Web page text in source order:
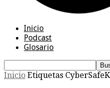
Inicio
Podcast
Glosario
Inicio Etiquetas